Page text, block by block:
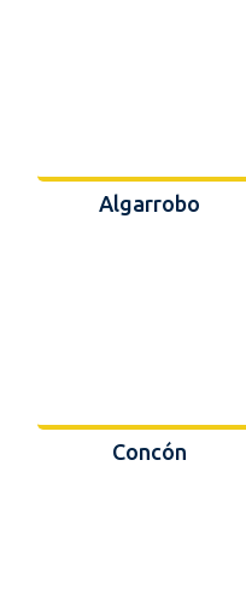
Algarrobo
Concón